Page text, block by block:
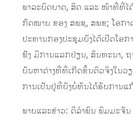
ພາລະບົດບາດ, ສິດ ແລະ ໜ້າທີ່ທີ່ໄ
ກົດໝາຍ ຂອງ ສພຊ, ສພຂ; ໂອກ
ປະທານກອງປະຊຸມຍັງໄດ້ເປີດໂອ
ຟັງ ມີການແລກປ່ຽນ, ສົນທະນາ,
ບັນຫາຕ່າງທີ່ທີ່ເກີດຂຶ້ນຕົວຈິງໃນວ
ການເປັນຢູ່ທີ່ຍັງບໍ່ທັນໄດ້ຮັບການແ
ພາບແລະຂ່າວ: ດີລຳພົນ ພົມມະຈັນ